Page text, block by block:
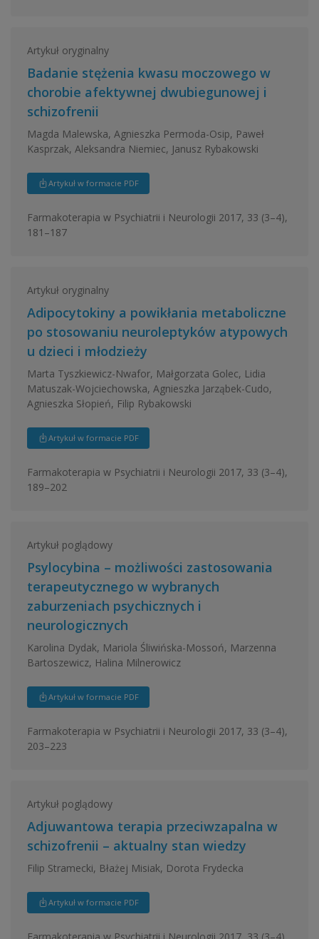
Artykuł oryginalny
Badanie stężenia kwasu moczowego w
chorobie afektywnej dwubiegunowej i
schizofrenii
Magda Malewska, Agnieszka Permoda-Osip, Paweł
Kasprzak, Aleksandra Niemiec, Janusz Rybakowski
Artykuł w formacie PDF
Farmakoterapia w Psychiatrii i Neurologii 2017, 33 (3–4),
181–187
Artykuł oryginalny
Adipocytokiny a powikłania metaboliczne
po stosowaniu neuroleptyków atypowych
u dzieci i młodzieży
Marta Tyszkiewicz-Nwafor, Małgorzata Golec, Lidia
Matuszak-Wojciechowska, Agnieszka Jarząbek-Cudo,
Agnieszka Słopień, Filip Rybakowski
Artykuł w formacie PDF
Farmakoterapia w Psychiatrii i Neurologii 2017, 33 (3–4),
189–202
Artykuł poglądowy
Psylocybina – możliwości zastosowania
terapeutycznego w wybranych
zaburzeniach psychicznych i
neurologicznych
Karolina Dydak, Mariola Śliwińska-Mossoń, Marzenna
Bartoszewicz, Halina Milnerowicz
Artykuł w formacie PDF
Farmakoterapia w Psychiatrii i Neurologii 2017, 33 (3–4),
203–223
Artykuł poglądowy
Adjuwantowa terapia przeciwzapalna w
schizofrenii – aktualny stan wiedzy
Filip Stramecki, Błażej Misiak, Dorota Frydecka
Artykuł w formacie PDF